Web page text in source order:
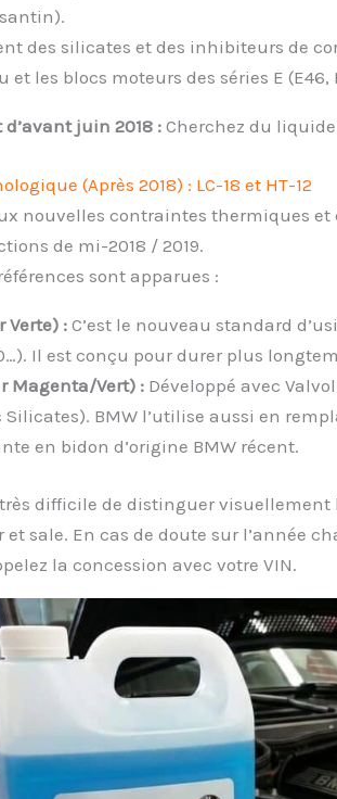
des silicates et des inhibiteurs de
et les blocs moteurs des séries E (E46,
d’avant juin 2018 : Cherchez du liquide
(Après 2018) : LC-18 et HT-12
nouvelles contraintes thermiques
de mi-2018 / 2019.
sont apparues :
Verte) :C’est le nouveau standard
Il est conçu pour durer plus
Magenta/Vert) : Développé avec
Silicates). BMW l’utilise aussi en
en bidon d’origine BMW récent.
difficile de distinguer visuellement
et sale. En cas de doute sur l’année
la concession avec votre VIN.